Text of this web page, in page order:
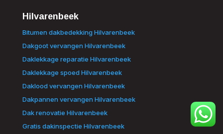
Hilvarenbeek
Bitumen dakbedekking Hilvarenbeek
Dakgoot vervangen Hilvarenbeek
Daklekkage reparatie Hilvarenbeek
Daklekkage spoed Hilvarenbeek
Daklood vervangen Hilvarenbeek
Dakpannen vervangen Hilvarenbeek
Dak renovatie Hilvarenbeek
Gratis dakinspectie Hilvarenbeek